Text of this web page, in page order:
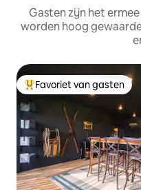
Gasten zijn het
worden hoog
Topfavoriet van gasten
Favoriet van gasten